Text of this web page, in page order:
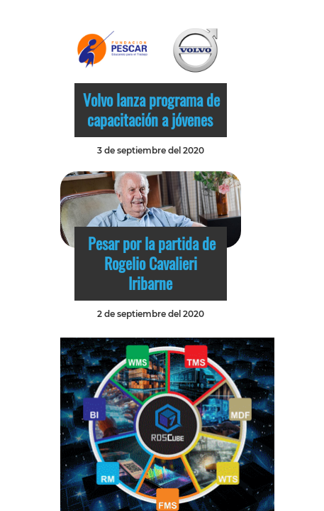
Volvo lanza programa de
capacitación a jóvenes
3 de septiembre del 2020
Pesar por la partida de
Rogelio Cavalieri
Iribarne
2 de septiembre del 2020